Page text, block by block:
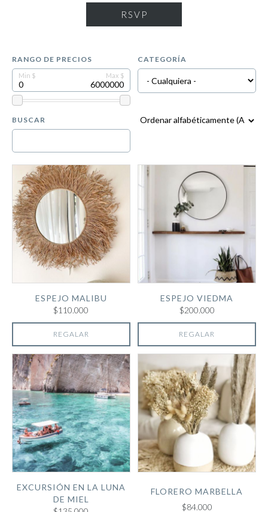
RSVP
RANGO DE PRECIOS CATEGORÍA
BUSCAR
ESPEJO MALIBU
$110.000
REGALAR
ESPEJO VIEDMA
$200.000
REGALAR
EXCURSIÓN EN LA LUNA
DE MIEL
FLORERO MARBELLA
$84.000